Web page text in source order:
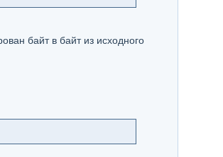
байт в байт из исходного